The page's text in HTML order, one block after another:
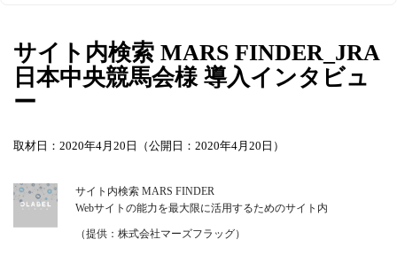
サイト内検索 MARS FINDER_JRA
日本中央競馬会様 導入インタビュ
ー
取材日：2020年4月20日（公開日：2020年4月20日）
サイト内検索 MARS FINDER
Webサイトの能力を最大限に活用するためのサイト内
（提供：株式会社マーズフラッグ）